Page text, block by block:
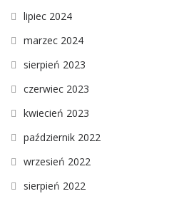
lipiec 2024
marzec 2024
sierpień 2023
czerwiec 2023
kwiecień 2023
październik 2022
wrzesień 2022
sierpień 2022